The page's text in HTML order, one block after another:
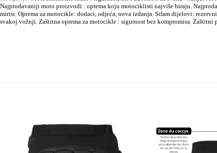
Najprodavaniji moto proizvodi : oprema koju motociklisti najviše biraju
mirisi Oprema za motocikle: dodaci, odjeća, nova izdanja Sifam dijelovi:
svakoj vožnji Zaštitna oprema za motocikle : sigurnost bez kompromisa Zaštitni